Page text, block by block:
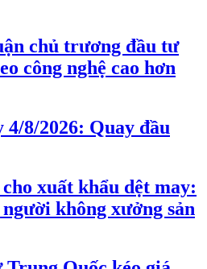
chủ trương đầu tư
công nghệ cao hơn
4/8/2026: Quay đầu
xuất khẩu dệt may:
không xưởng sản